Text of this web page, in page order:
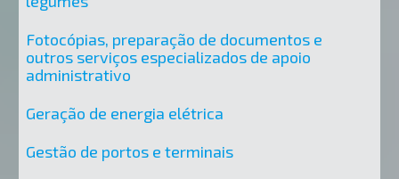
Fotocópias, preparação de documentos e
outros serviços especializados de apoio
administrativo
Geração de energia elétrica
Gestão de portos e terminais